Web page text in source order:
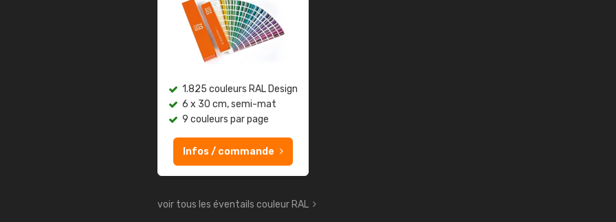
1.825 couleurs RAL Design
6 x 30 cm, semi-mat
9 couleurs par page
Infos / commande
voir tous les éventails couleur RAL